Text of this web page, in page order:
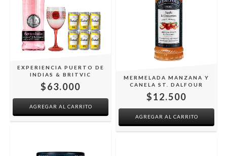
EXPERIENCIA PUERTO DE
INDIAS & BRITVIC
$63.000
MERMELADA MANZANA Y
CANELA ST. DALFOUR
$12.500